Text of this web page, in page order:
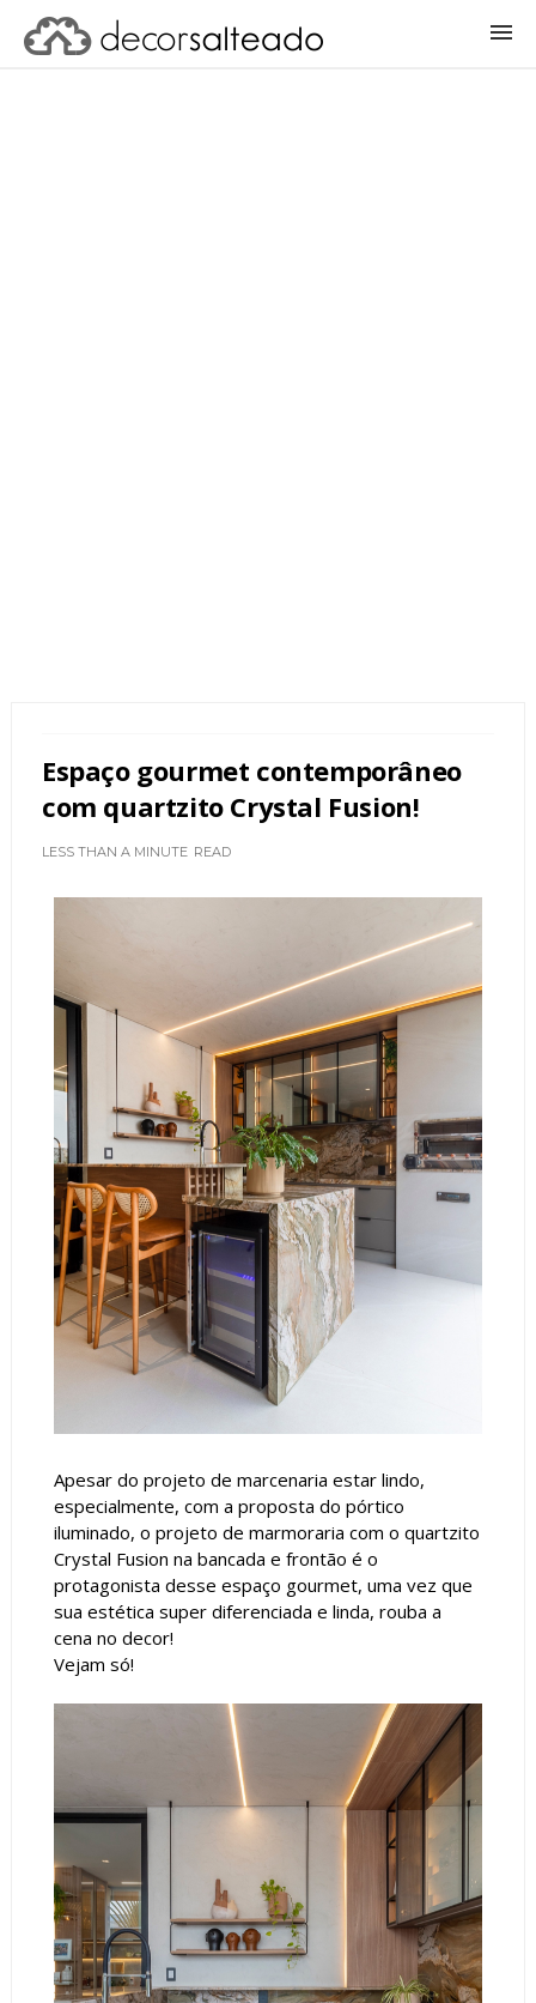
Espaço gourmet contemporâneo
com quartzito Crystal Fusion!
LESS THAN A MINUTE READ
Apesar do projeto de marcenaria estar lindo,
especialmente, com a proposta do pórtico
iluminado, o projeto de marmoraria com o quartzito
Crystal Fusion na bancada e frontão é o
protagonista desse espaço gourmet, uma vez que
sua estética super diferenciada e linda, rouba a
cena no decor!
Vejam só!